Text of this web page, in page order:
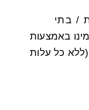
17 מלונות / בתי
באמצעות
כל עלות